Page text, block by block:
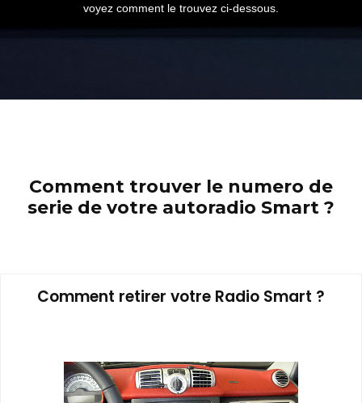
voyez comment le trouvez ci-dessous.
Comment trouver le numero de
serie de votre autoradio Smart ?
Comment retirer votre Radio Smart ?